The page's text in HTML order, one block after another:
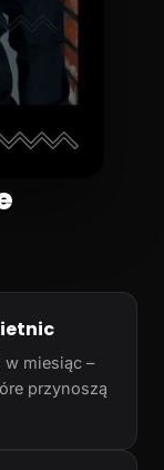
miesiąc –
przynoszą